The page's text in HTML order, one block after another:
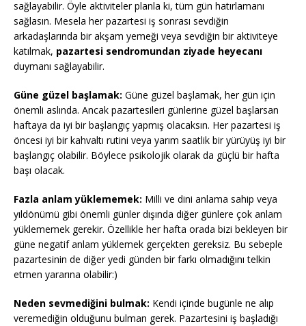
sağlayabilir. Öyle aktiviteler planla ki, tüm gün hatırlamanı
sağlasın. Mesela her pazartesi iş sonrası sevdiğin
arkadaşlarında bir akşam yemeği veya sevdiğin bir aktiviteye
katılmak, pazartesi sendromundan ziyade heyecanı
duymanı sağlayabilir.
Güne güzel başlamak: Güne güzel başlamak, her gün için
önemli aslında. Ancak pazartesileri günlerine güzel başlarsan
haftaya da iyi bir başlangıç yapmış olacaksın. Her pazartesi iş
öncesi iyi bir kahvaltı rutini veya yarım saatlik bir yürüyüş iyi bir
başlangıç olabilir. Böylece psikolojik olarak da güçlü bir hafta
başı olacak.
Fazla anlam yüklememek: Milli ve dini anlama sahip veya
yıldönümü gibi önemli günler dışında diğer günlere çok anlam
yüklememek gerekir. Özellikle her hafta orada bizi bekleyen bir
güne negatif anlam yüklemek gerçekten gereksiz. Bu sebeple
pazartesinin de diğer yedi günden bir farkı olmadığını telkin
etmen yararına olabilir:)
Neden sevmediğini bulmak: Kendi içinde bugünle ne alıp
veremediğin olduğunu bulman gerek. Pazartesini iş başladığı